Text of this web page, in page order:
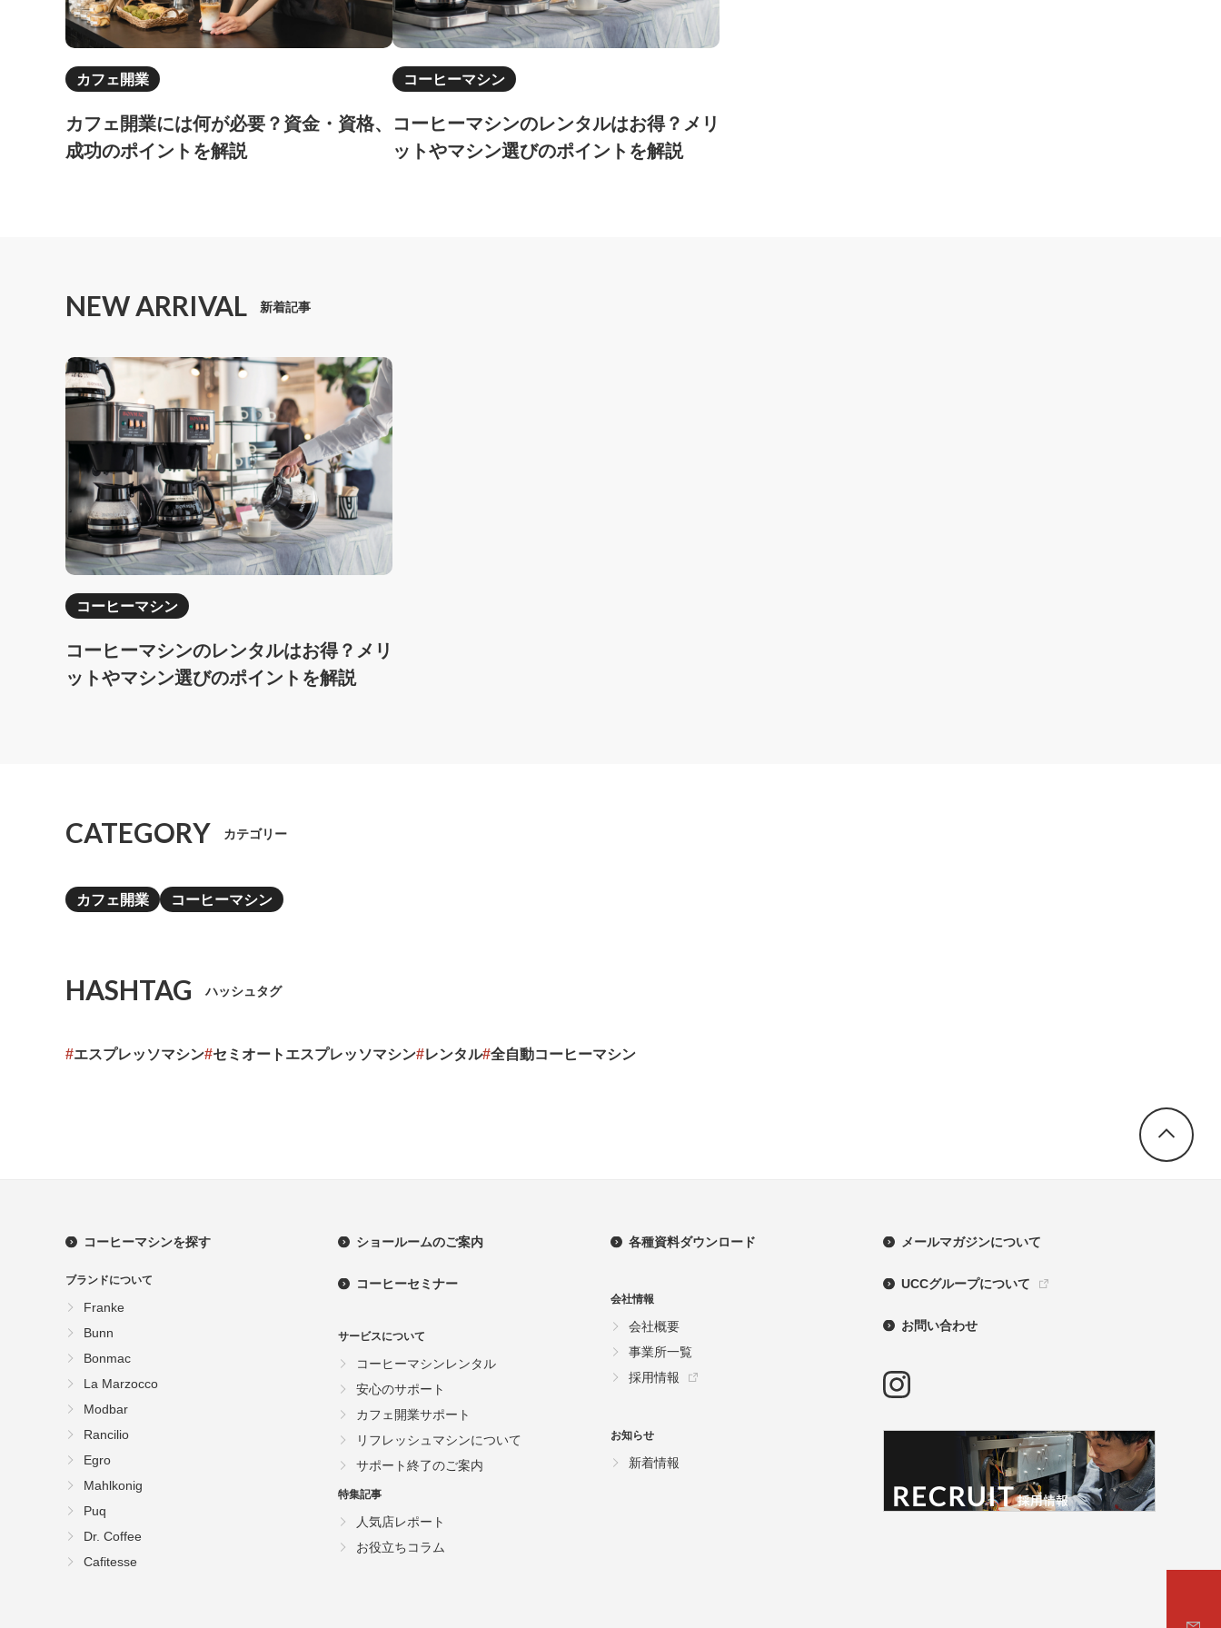
カフェ開業
カフェ開業には何が必要？資金・資格、
成功のポイントを解説
コーヒーマシン
コーヒーマシンのレンタルはお得？メリ
ットやマシン選びのポイントを解説
NEW ARRIVAL 新着記事
コーヒーマシン
コーヒーマシンのレンタルはお得？メリ
ットやマシン選びのポイントを解説
CATEGORY カテゴリー
カフェ開業 コーヒーマシン
HASHTAG ハッシュタグ
#エスプレッソマシン#セミオートエスプレッソマシン#レンタル#全自動コーヒーマシン
コーヒーマシンを探す
ブランドについて
Franke
Bunn
Bonmac
La Marzocco
Modbar
Rancilio
Egro
Mahlkonig
Puq
Dr. Coffee
Cafitesse
ショールームのご案内
コーヒーセミナー
サービスについて
コーヒーマシンレンタル
安心のサポート
カフェ開業サポート
リフレッシュマシンについて
サポート終了のご案内
特集記事
人気店レポート
お役立ちコラム
各種資料ダウンロード
会社情報
会社概要
事業所一覧
採用情報
お知らせ
新着情報
メールマガジンについて
UCCグループについて
お問い合わせ